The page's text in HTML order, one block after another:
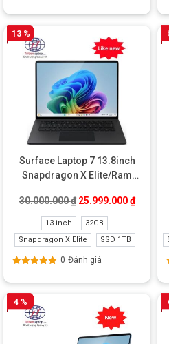
13 %
Surface Laptop 7 13.8inch
Snapdragon X Elite/Ram
30.000.000₫ Giá gốc là:
25.999.000₫Giá
13 inch
32GB
Snapdragon X Elite
SSD 1TB
0 Đánh giá
4 %